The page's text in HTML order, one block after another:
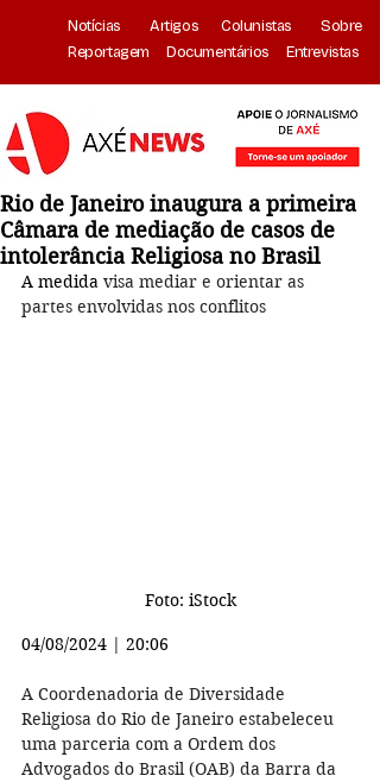
Notícias Artigos Colunistas
Sobre
Reportagem
Documentários Entrevistas
Rio de Janeiro inaugura a primeira
Câmara de mediação de casos de
intolerância Religiosa no Brasil
A medida visa mediar e orientar as
partes envolvidas nos conflitos
Foto: iStock
04/08/2024 | 20:06
A Coordenadoria de Diversidade
Religiosa do Rio de Janeiro estabeleceu
uma parceria com a Ordem dos
Advogados do Brasil (OAB) da Barra da